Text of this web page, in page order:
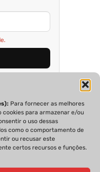
Para fornecer as melhores
cookies para armazenar e/ou
o uso dessas
como o comportamento de
ou recusar este
certos recursos e funções.
ESTATUTO EDITORIAL